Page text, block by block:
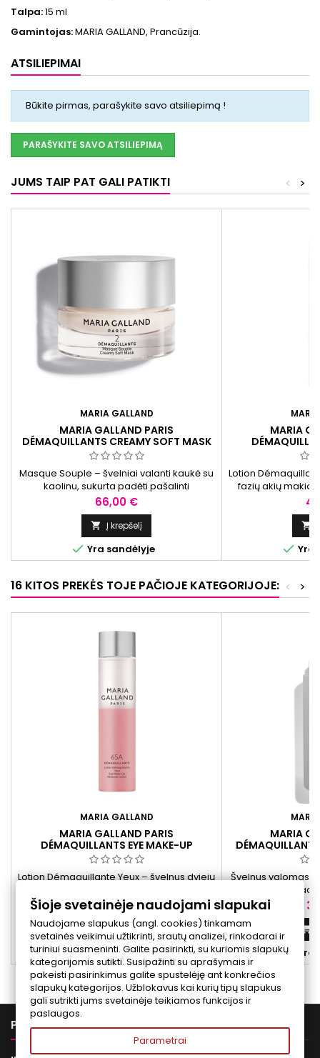
Talpa:15 ml
Gamintojas:MARIA GALLAND, Prancūzija.
ATSILIEPIMAI
Būkite pirmas, parašykite savo atsiliepimą !
PARAŠYKITE SAVO ATSILIEPIMĄ
JUMS TAIP PAT GALI PATIKTI >
<
MARIA GALLAND
MARIA GALLAND PARIS
DÉMAQUILLANTS CREAMY SOFT MASK
VALOMOJI KAUKĖ, 50 ML
Masque Souple – švelniai valanti kaukė su
kaolinu, sukurta padėti pašalinti
nešvarumus ir perteklinį sebumą bei
palaikyti odos pusiausvyrą. Tinka visų tipų
odai, ypač normaliai ir mišriai. Reguliariai
naudojant oda atrodo gaivesnė ir lygesnė.
Kaina
66,00 €
 Į krepšelį
 Yra sandėlyje
MARIA
REMOVER
MAKIAŽO
Lotion
fazių akių
pantenoliu ir

 Yra
16 KITOS PREKĖS TOJE PAČIOJE KATEGORIJOJE: >
<
MARIA GALLAND
MARIA GALLAND PARIS
DÉMAQUILLANTS EYE MAKE-UP
REMOVER LOTION ŠVELNUS AKIŲ
MAKIAŽO VALIKLIS, 100 ML
Lotion Démaquillante Yeux – švelnus dviejų
pantenoliu ir augaliniais ekstraktais.
Kaina
40,00 €
 Į krepšelį
Yra sandėlyje
MARIA
MILK ŠVELNUS
Švelnus
medetkomis.
nešvarumus,
balansą, tinka


PREKĖS 
Šioje svetainėje naudojami slapukai
Naudojame slapukus (angl. cookies) tinkamam
svetainės veikimui užtikrinti, srautų analizei, rinkodarai ir
turiniui suasmeninti. Galite pasirinkti, su kuriomis slapukų
kategorijomis sutikti. Susipažinti su aprašymais ir
pakeisti pasirinkimus galite spustelėję ant konkrečios
slapukų kategorijos. Užblokavus kai kurių tipų slapukus
gali sutrikti jums svetainėje teikiamos funkcijos ir
paslaugos.
Parametrai